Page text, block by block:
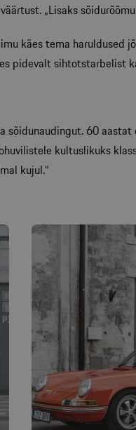
„Lisaks
käes tema haruldused
pidevalt sihtotstarbelist
60
kultuslikuks
kujul.“